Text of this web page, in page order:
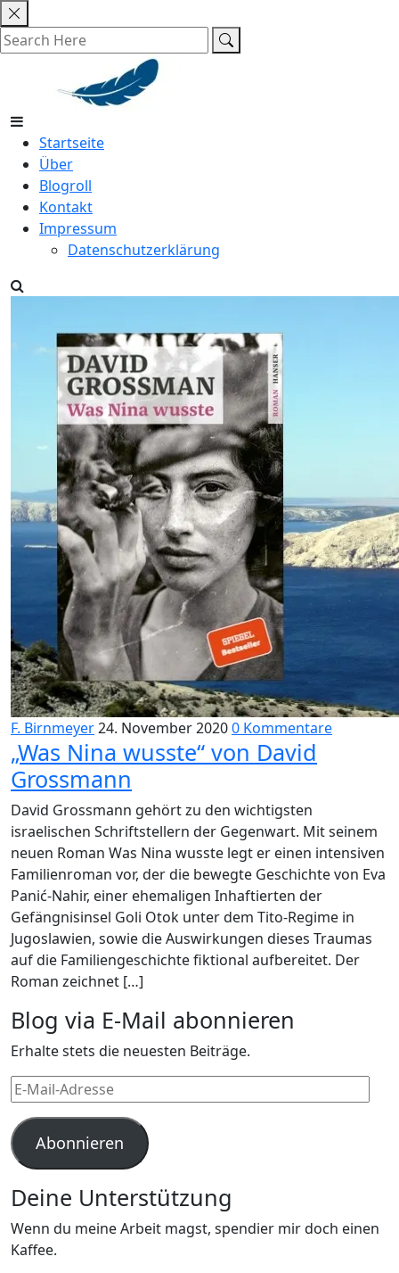
Skip
to
content
Startseite
Über
Blogroll
Kontakt
Impressum
Datenschutzerklärung
F. Birnmeyer24. November 20200 Kommentare
„Was Nina wusste“ von David
Grossmann
David Grossmann gehört zu den wichtigsten
israelischen Schriftstellern der Gegenwart. Mit seinem
neuen Roman Was Nina wusste legt er einen intensiven
Familienroman vor, der die bewegte Geschichte von Eva
Panić-Nahir, einer ehemaligen Inhaftierten der
Gefängnisinsel Goli Otok unter dem Tito-Regime in
Jugoslawien, sowie die Auswirkungen dieses Traumas
auf die Familiengeschichte fiktional aufbereitet. Der
Roman zeichnet […]
Blog via E-Mail abonnieren
Erhalte stets die neuesten Beiträge.
E-
Mail-
Adresse
Abonnieren
Deine Unterstützung
Wenn du meine Arbeit magst, spendier mir doch einen
Kaffee.